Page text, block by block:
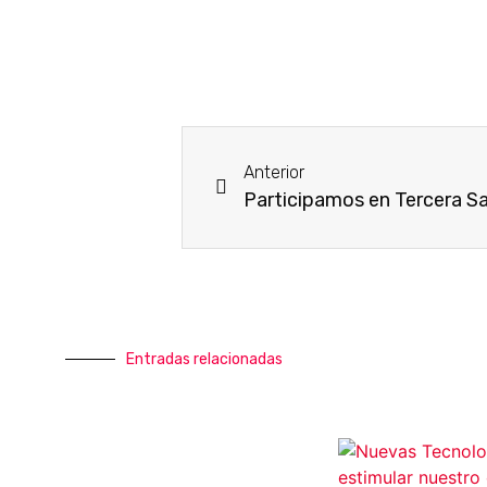
Anterior
Participamos en Tercera
Entradas relacionadas